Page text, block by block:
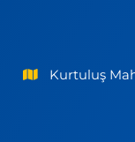
Kurtuluş